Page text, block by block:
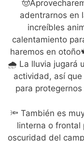
adentrarnos en
increíbles
calentamiento
haremos en
🌧️ La lluvia jugará
actividad, así
para
🔦 También es
linterna o frontal
oscuridad del